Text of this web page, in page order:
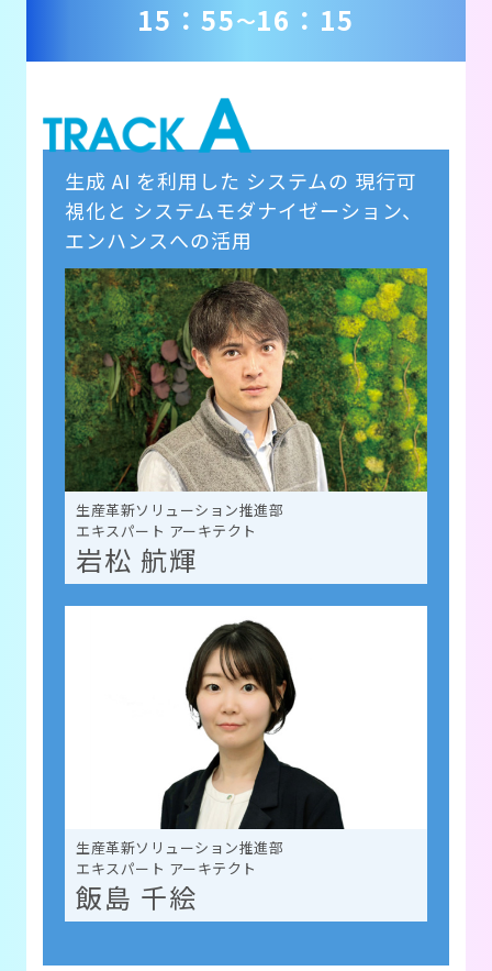
15：55～16：15
生成 AI を利用した システムの 現行可
視化と システムモダナイゼーション、
エンハンスへの活用
生産革新ソリューション推進部
エキスパート アーキテクト
岩松 航輝
生産革新ソリューション推進部
エキスパート アーキテクト
飯島 千絵